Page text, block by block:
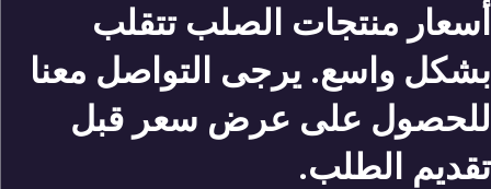
أسعار منتجات الصلب تتقلب
بشكل واسع. يرجى التواصل معنا
للحصول على عرض سعر قبل
تقديم الطلب.